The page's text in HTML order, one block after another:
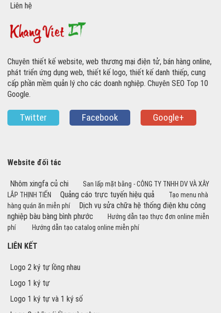
Liên hệ
Chuyên thiết kế website, web thương mại điện tử, bán hàng online,
phát triển ứng dụng web, thiết kế logo, thiết kế danh thiếp, cung
cấp phần mềm quản lý cho các doanh nghiệp. Chuyên SEO Top 10
Google.
Twitter Facebook Google+
Website đối tác
Nhôm xingfa củ chi
San lấp mặt bằng - CÔNG TY TNHH DV VÀ XÂY
LẮP THỊNH TIẾN
Quảng cáo trực tuyến hiệu quả
Tạo menu nhà
hàng quán ăn miễn phí
Dịch vụ sửa chữa hệ thống điện khu công
nghiệp bàu bàng bình phước
Hướng dẫn tạo thực đơn online miễn
phí
Hướng dẫn tạo catalog online miễn phí
LIÊN KẾT
Logo 2 ký tự lồng nhau
Logo 1 ký tự
Logo 1 ký tự và 1 ký số